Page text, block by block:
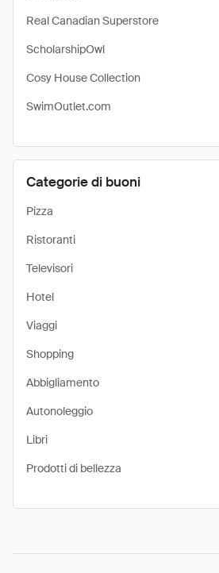
Real Canadian Superstore
ScholarshipOwl
Cosy House Collection
SwimOutlet.com
Categorie di buoni
Pizza
Ristoranti
Televisori
Hotel
Viaggi
Shopping
Abbigliamento
Autonoleggio
Libri
Prodotti di bellezza